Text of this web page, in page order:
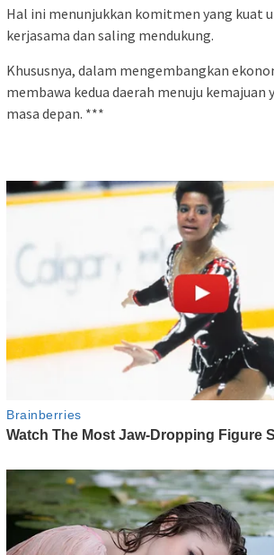
Hal ini menunjukkan komitmen yang kuat
kerjasama dan saling mendukung.
Khususnya, dalam mengembangkan
membawa kedua daerah menuju kemajuan
masa depan. ***